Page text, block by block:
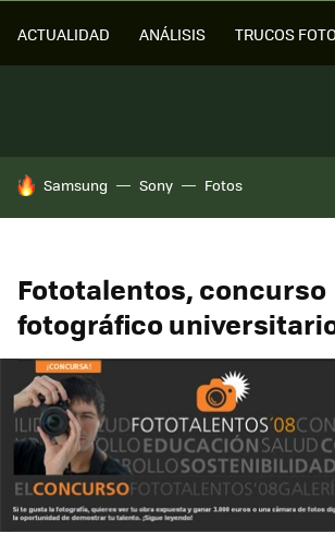
ACTUALIDAD ANÁLISIS TRUCOS
HOY SE HABLA DE
Samsung Sony Fotos
Fototalentos, concurso
fotográfico